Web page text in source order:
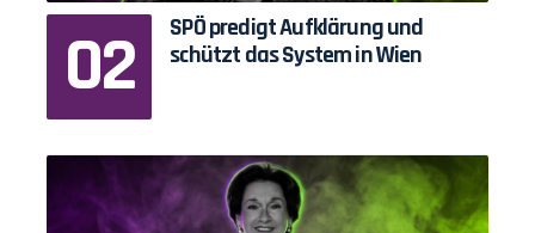
SPÖ predigt Aufklärung und
schützt das System in Wien